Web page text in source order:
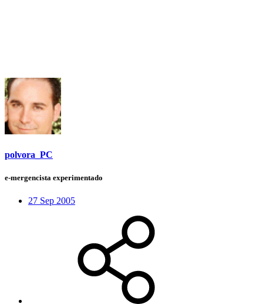
polvora_PC
e-mergencista experimentado
27 Sep 2005